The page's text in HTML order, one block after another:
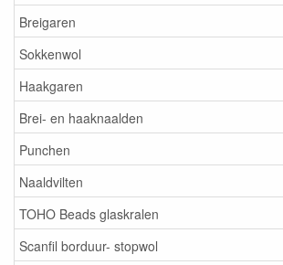
Breigaren
Sokkenwol
Haakgaren
Brei- en haaknaalden
Punchen
Naaldvilten
TOHO Beads glaskralen
Scanfil borduur- stopwol